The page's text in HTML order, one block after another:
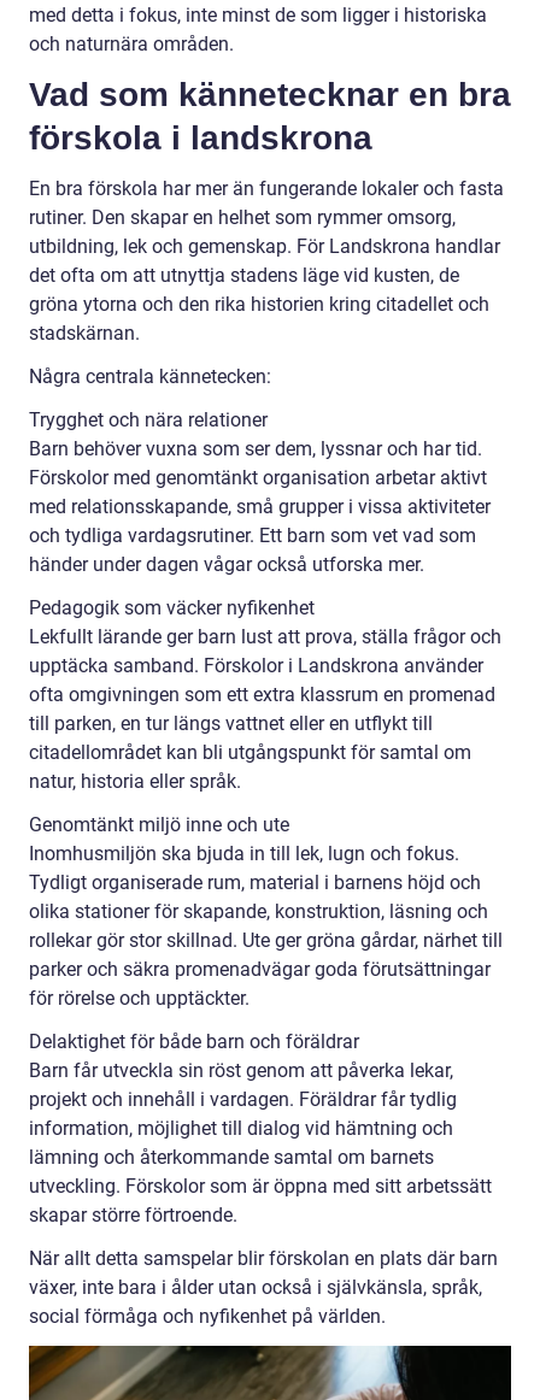
med detta i fokus, inte minst de som ligger i historiska
och naturnära områden.
Vad som kännetecknar en bra
förskola i landskrona
En bra förskola har mer än fungerande lokaler och fasta
rutiner. Den skapar en helhet som rymmer omsorg,
utbildning, lek och gemenskap. För Landskrona handlar
det ofta om att utnyttja stadens läge vid kusten, de
gröna ytorna och den rika historien kring citadellet och
stadskärnan.
Några centrala kännetecken:
Trygghet och nära relationer
Barn behöver vuxna som ser dem, lyssnar och har tid.
Förskolor med genomtänkt organisation arbetar aktivt
med relationsskapande, små grupper i vissa aktiviteter
och tydliga vardagsrutiner. Ett barn som vet vad som
händer under dagen vågar också utforska mer.
Pedagogik som väcker nyfikenhet
Lekfullt lärande ger barn lust att prova, ställa frågor och
upptäcka samband. Förskolor i Landskrona använder
ofta omgivningen som ett extra klassrum en promenad
till parken, en tur längs vattnet eller en utflykt till
citadellområdet kan bli utgångspunkt för samtal om
natur, historia eller språk.
Genomtänkt miljö inne och ute
Inomhusmiljön ska bjuda in till lek, lugn och fokus.
Tydligt organiserade rum, material i barnens höjd och
olika stationer för skapande, konstruktion, läsning och
rollekar gör stor skillnad. Ute ger gröna gårdar, närhet till
parker och säkra promenadvägar goda förutsättningar
för rörelse och upptäckter.
Delaktighet för både barn och föräldrar
Barn får utveckla sin röst genom att påverka lekar,
projekt och innehåll i vardagen. Föräldrar får tydlig
information, möjlighet till dialog vid hämtning och
lämning och återkommande samtal om barnets
utveckling. Förskolor som är öppna med sitt arbetssätt
skapar större förtroende.
När allt detta samspelar blir förskolan en plats där barn
växer, inte bara i ålder utan också i självkänsla, språk,
social förmåga och nyfikenhet på världen.